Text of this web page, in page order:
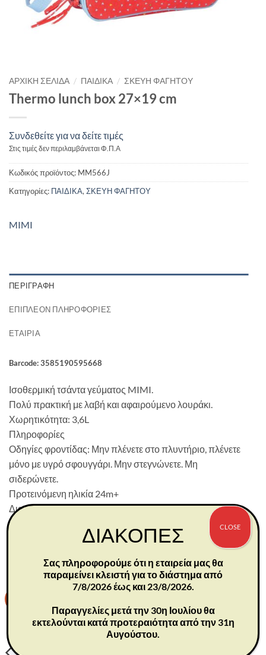
ΑΡΧΙΚΉ ΣΕΛΊΔΑ / ΠΑΙΔΙΚΑ / ΣΚΕΥΗ ΦΑΓΗΤΟΥ
Thermo lunch box 27×19 cm
Συνδεθείτε για να δείτε τιμές
Στις τιμές δεν περιλαμβάνεται Φ.Π.Α
Κωδικός προϊόντος: MM566J
Κατηγορίες: ΠΑΙΔΙΚΑ,ΣΚΕΥΗ ΦΑΓΗΤΟΥ
MIMI
ΠΕΡΙΓΡΑΦΉ
ΕΠΙΠΛΈΟΝ ΠΛΗΡΟΦΟΡΊΕΣ
ΕΤΑΙΡΊΑ
Barcode: 3585190595668
Ισοθερμική τσάντα γεύματος MIMI.
Πολύ πρακτική με λαβή και αφαιρούμενο λουράκι.
Χωρητικότητα: 3,6L
Πληροφορίες
Οδηγίες φροντίδας: Μην πλένετε στο πλυντήριο, πλένετε
μόνο με υγρό σφουγγάρι. Μην στεγνώνετε. Μη
σιδερώνετε.
Προτεινόμενη ηλικία 24m+
Διαστάσεις (Cm)27 x 19 x 7
ΔΙΑΚΟΠΕΣ
Σας πληροφορούμε ότι η εταιρεία μας θα
παραμείνει κλειστή για το διάστημα από
7/8/2026 έως και 23/8/2026.
Παραγγελίες μετά την 30η Ιουλίου θα
εκτελούνται κατά προτεραιότητα από την 31η
Αυγούστου.
CLOSE